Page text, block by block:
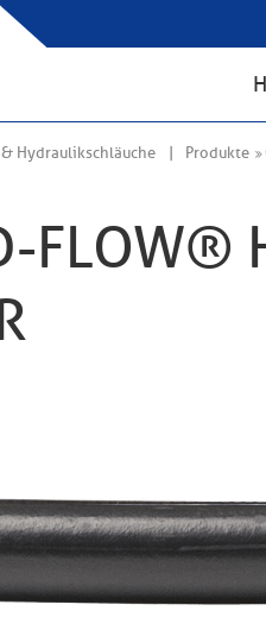
Hydraulikschläuche Produkte
FLOW®